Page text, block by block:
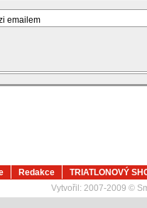
emailem
Redakce
TRIATLONOVÝ
Vytvořil: 2007-2009 ©